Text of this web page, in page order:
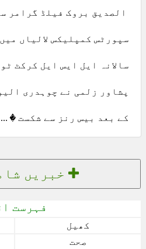
الصدیق بروک فیلڈ گرامر
سپورٹس کمپلیکس لالیاں
سالانہ ایل ایس ایل کرکٹ
پشاور زلمی نے چوہدری
کے بعد بیس رنز سے شکست � ...
خبریں
فہرست
کھیل
صحت